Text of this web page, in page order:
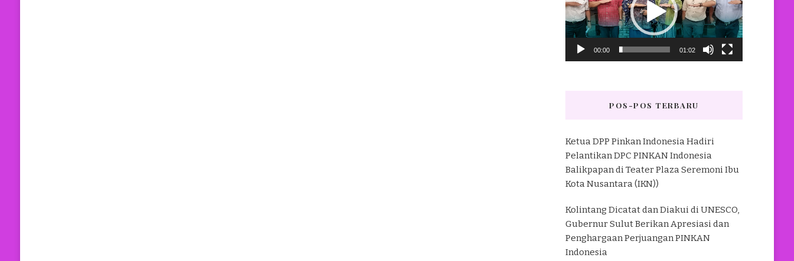
00:00 01:02
POS-POS TERBARU
Ketua DPP Pinkan Indonesia Hadiri
Pelantikan DPC PINKAN Indonesia
Balikpapan di Teater Plaza Seremoni Ibu
Kota Nusantara (IKN))
Kolintang Dicatat dan Diakui di UNESCO,
Gubernur Sulut Berikan Apresiasi dan
Penghargaan Perjuangan PINKAN
Indonesia